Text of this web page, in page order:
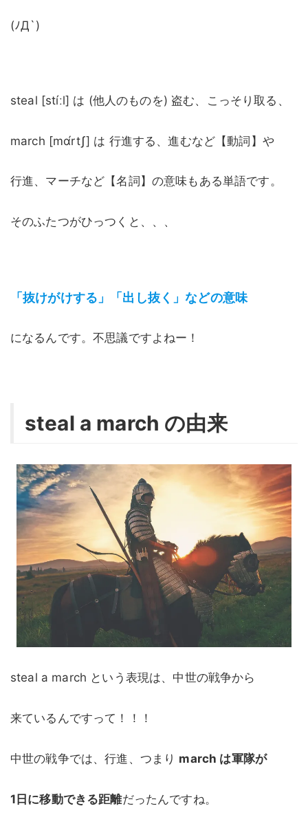
(ﾉД`)
steal [stíːl] は (他人のものを) 盗む、こっそり取る、
march [mɑ́rtʃ] は 行進する、進むなど【動詞】や
行進、マーチなど【名詞】の意味もある単語です。
そのふたつがひっつくと、、、
「抜けがけする」「出し抜く」などの意味
になるんです。不思議ですよねー！
steal a march の由来
steal a march という表現は、中世の戦争から
来ているんですって！！！
中世の戦争では、行進、つまり march は軍隊が
1日に移動できる距離だったんですね。